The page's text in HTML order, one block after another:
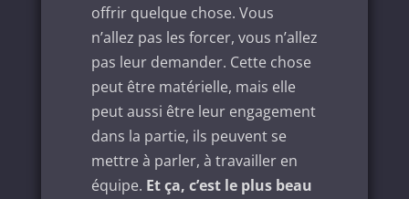
offrir quelque chose. Vous
n’allez pas les forcer, vous n’allez
pas leur demander. Cette chose
peut être matérielle, mais elle
peut aussi être leur engagement
dans la partie, ils peuvent se
mettre à parler, à travailler en
équipe. Et ça, c’est le plus beau